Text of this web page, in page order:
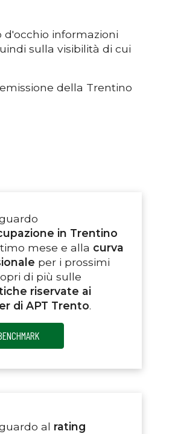
informazioni
sulla visibilità di cui
della Trentino
in Trentino
mese e alla curva
per i prossimi
di più sulle
riservate ai
di APT Trento.
al rating